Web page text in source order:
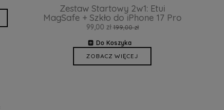
Zestaw Startowy 2w1: Etui
MagSafe + Szkło do iPhone 17 Pro
99,00 zł 199,00 zł
Do Koszyka
ZOBACZ WIĘCEJ